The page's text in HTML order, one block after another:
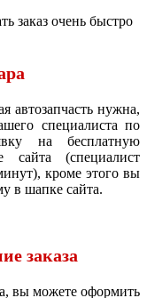
заказ очень быстро
автозапчасть нужна,
специалиста по
на бесплатную
(специалист
кроме этого вы
в шапке сайта.
заказа
вы можете оформить